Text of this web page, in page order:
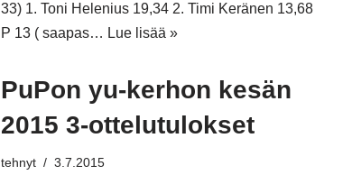
33) 1. Toni Helenius 19,34 2. Timi Keränen 13,68
P 13 ( saapas… Lue lisää »
PuPon yu-kerhon kesän
2015 3-ottelutulokset
tehnyt 3.7.2015